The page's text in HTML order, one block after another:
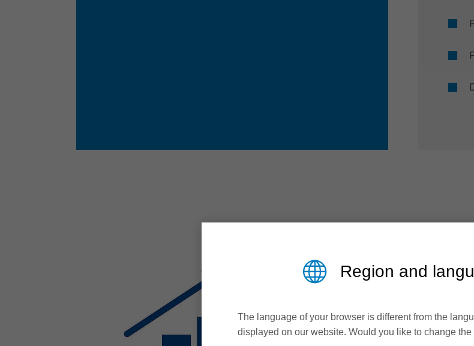
Region and
The language of your browser is different from the
displayed on our website. Would you like to change